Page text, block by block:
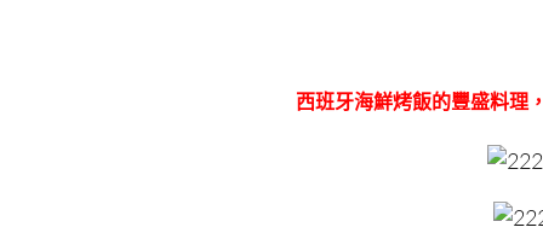
西班牙海鮮烤飯的豐盛料理